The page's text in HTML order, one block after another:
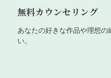
無料カウンセリング
あなたの好きな作品や理想の
い。